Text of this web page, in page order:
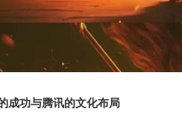
成功与腾讯的文化布局